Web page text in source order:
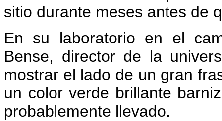
sitio durante meses antes de
En su laboratorio en el
Bense, director de la
mostrar el lado de un gran
un color verde brillante
probablemente llevado.